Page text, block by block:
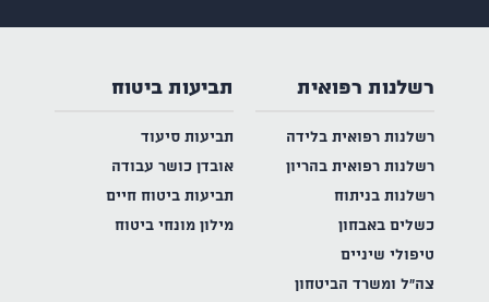
רשלנות רפואית
רשלנות רפואית בלידה
רשלנות רפואית בהריון
רשלנות בניתוח
כשלים באבחון
טיפולי שיניים
צה"ל ומשרד הביטחון
תביעות ביטוח
תביעות סיעוד
אובדן כושר עבודה
תביעות ביטוח חיים
מילון מונחי ביטוח